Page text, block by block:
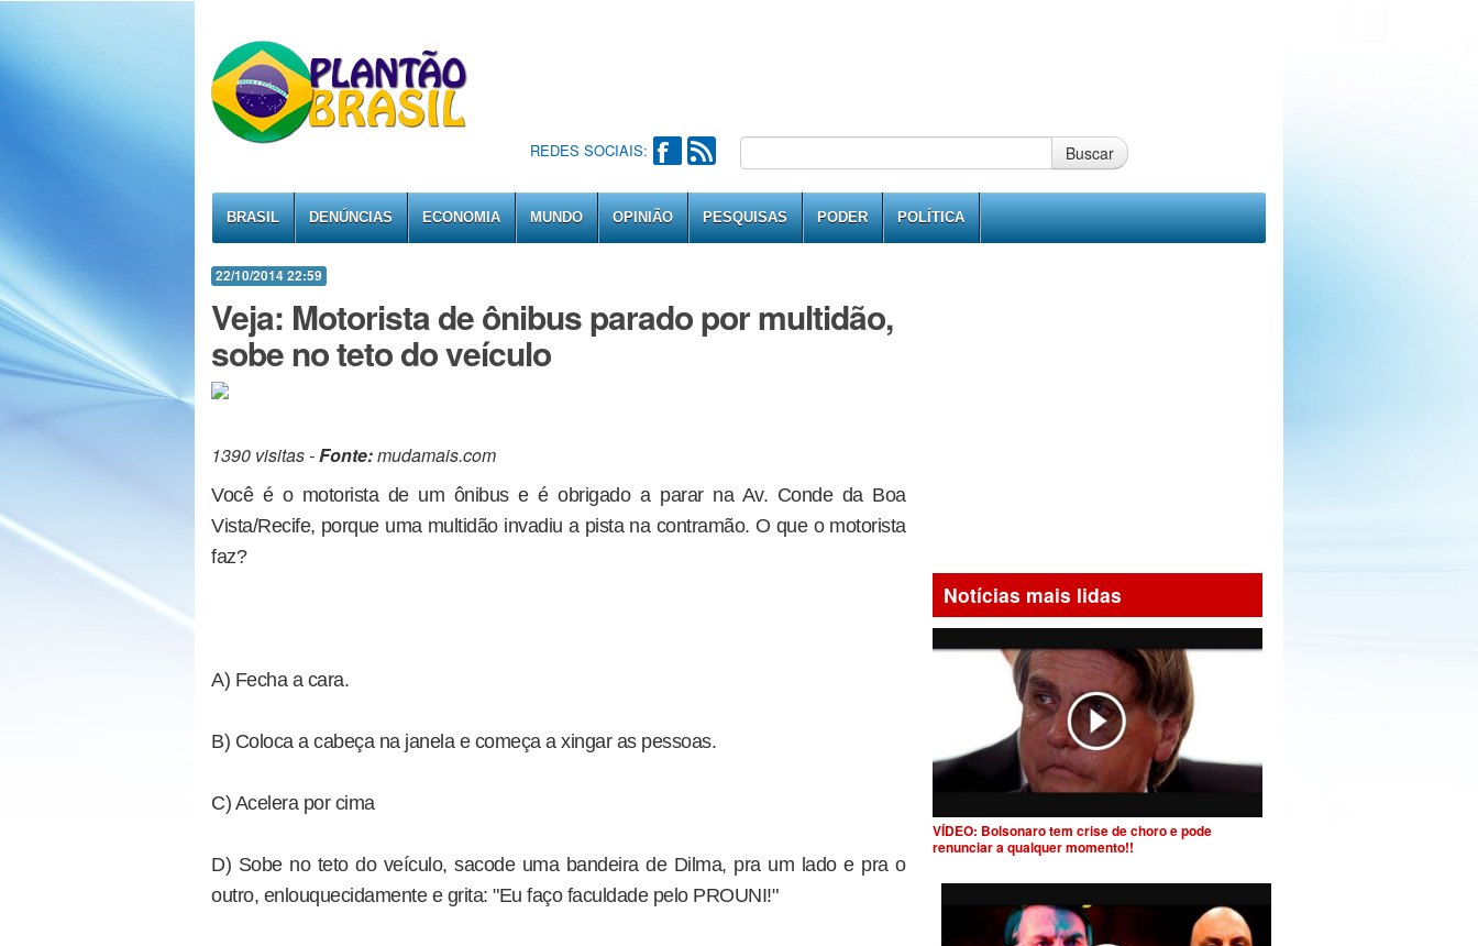
REDES SOCIAIS: Buscar
BRASIL DENÚNCIAS ECONOMIA MUNDO OPINIÃO PESQUISAS PODER POLÍTICA
22/10/2014 22:59
Veja: Motorista de ônibus parado por multidão,
sobe no teto do veículo
1390 visitas -Fonte:mudamais.com
Você é o motorista de um ônibus e é obrigado a parar na Av. Conde da Boa
Vista/Recife, porque uma multidão invadiu a pista na contramão. O que o motorista
faz?
A) Fecha a cara.
B) Coloca a cabeça na janela e começa a xingar as pessoas.
C) Acelera por cima
D) Sobe no teto do veículo, sacode uma bandeira de Dilma, pra um lado e pra o
outro, enlouquecidamente e grita: "Eu faço faculdade pelo PROUNI!"
Notícias mais lidas
VÍDEO: Bolsonaro tem crise de choro e pode
renunciar a qualquer momento!!